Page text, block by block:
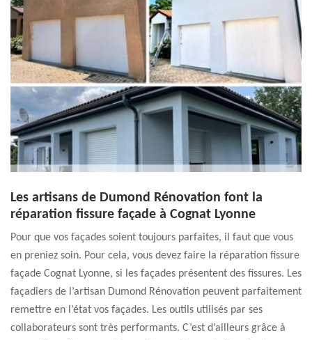
Les artisans de Dumond Rénovation font la
réparation fissure façade à Cognat Lyonne
Pour que vos façades soient toujours parfaites, il faut que vous
en preniez soin. Pour cela, vous devez faire la réparation fissure
façade Cognat Lyonne, si les façades présentent des fissures. Les
façadiers de l’artisan Dumond Rénovation peuvent parfaitement
remettre en l’état vos façades. Les outils utilisés par ses
collaborateurs sont très performants. C’est d’ailleurs grâce à